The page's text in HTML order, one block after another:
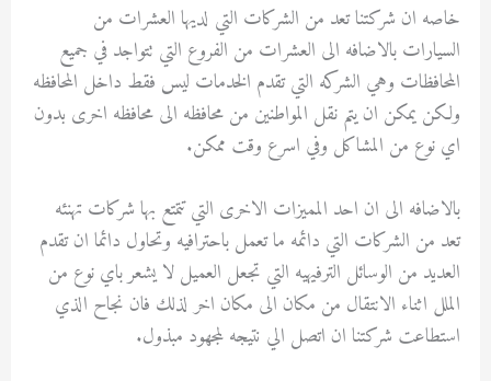
خاصه ان شركتنا تعد من الشركات التي لديها العشرات من
السيارات بالاضافه الى العشرات من الفروع التي تتواجد في جميع
المحافظات وهي الشركه التي تقدم الخدمات ليس فقط داخل المحافظه
ولكن يمكن ان يتم نقل المواطنين من محافظه الى محافظه اخرى بدون
اي نوع من المشاكل وفي اسرع وقت ممكن.
بالاضافه الى ان احد المميزات الاخرى التي تتمتع بها شركات تهنئه
تعد من الشركات التي دائمه ما تعمل باحترافيه وتحاول دائما ان تقدم
العديد من الوسائل الترفيهيه التي تجعل العميل لا يشعر باي نوع من
الملل اثناء الانتقال من مكان الى مكان اخر لذلك فان نجاح الذي
استطاعت شركتنا ان اتصل الي نتيجه لمجهود مبذول.